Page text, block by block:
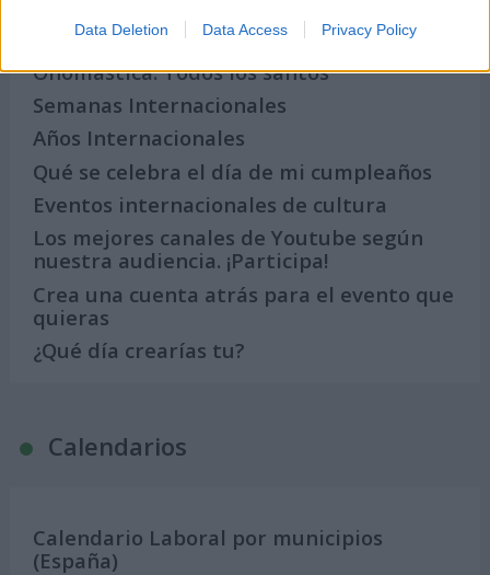
Data Deletion Data Access Privacy Policy
Noticias y actualidad sobre Días
Internacionales
Onomástica. Todos los santos
Semanas Internacionales
Años Internacionales
Qué se celebra el día de mi cumpleaños
Eventos internacionales de cultura
Los mejores canales de Youtube según
nuestra audiencia. ¡Participa!
Crea una cuenta atrás para el evento que
quieras
¿Qué día crearías tu?
Calendarios
Calendario Laboral por municipios
(España)